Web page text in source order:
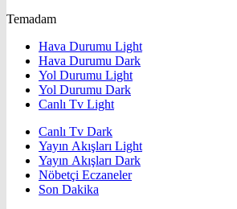
Temadam
Hava Durumu Light
Hava Durumu Dark
Yol Durumu Light
Yol Durumu Dark
Canlı Tv Light
Canlı Tv Dark
Yayın Akışları Light
Yayın Akışları Dark
Nöbetçi Eczaneler
Son Dakika